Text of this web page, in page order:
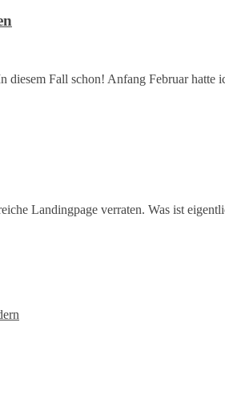
diesem Fall schon! Anfang Februar
Landingpage verraten. Was ist